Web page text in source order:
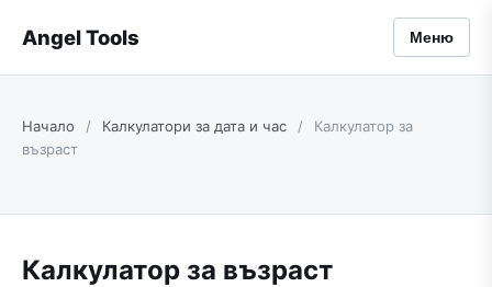
Angel Tools Меню
Начало / Калкулатори за дата и час /
Калкулатор за
възраст
Калкулатор за възраст